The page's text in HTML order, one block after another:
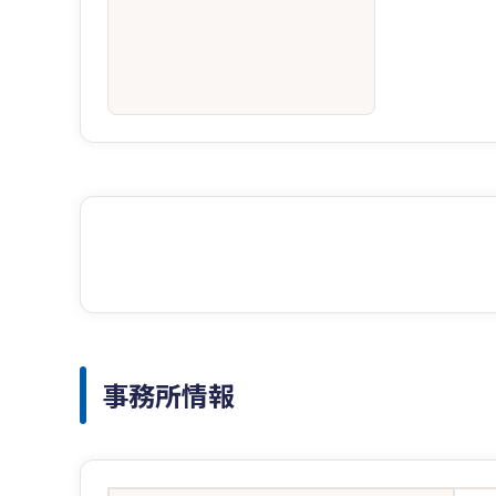
事務所情報